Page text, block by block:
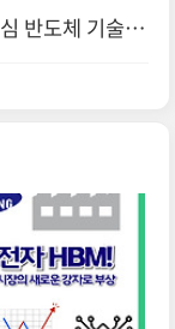
반도체 기술 총